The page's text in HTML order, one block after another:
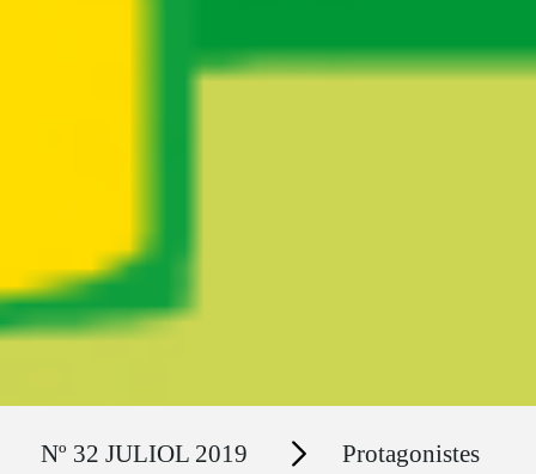
Nº 32 JULIOL 2019 Secciones Protagonistes